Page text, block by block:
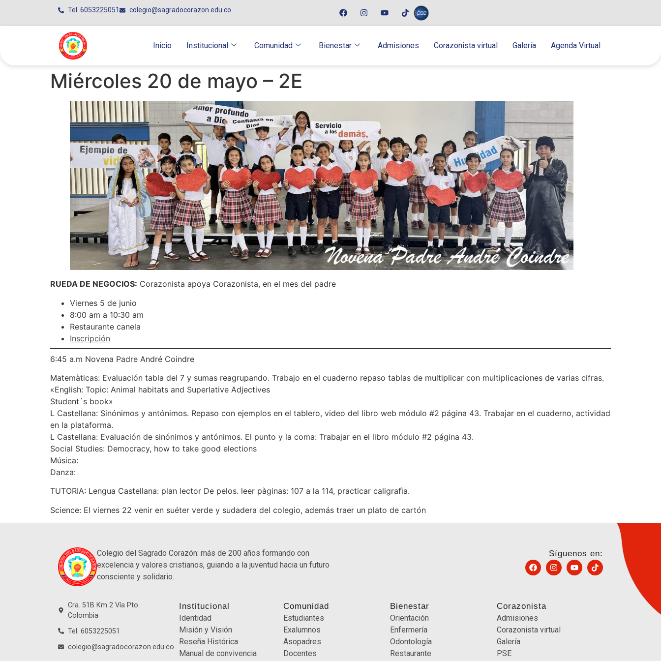
Tel. 6053225051 colegio@sagradocorazon.edu.co
Inicio Institucional Comunidad Bienestar Admisiones Corazonista virtual Galería Agenda Virtual
Miércoles 20 de mayo – 2E
RUEDA DE NEGOCIOS: Corazonista apoya Corazonista, en el mes del padre
Viernes 5 de junio
8:00 am a 10:30 am
Restaurante canela
Inscripción
6:45 a.m Novena Padre André Coindre
Matemàticas: Evaluación tabla del 7 y sumas reagrupando. Trabajo en el cuaderno repaso tablas de multiplicar con multiplicaciones de varias cifras.
«English: Topic: Animal habitats and Superlative Adjectives
Student´s book»
L Castellana: Sinónimos y antónimos. Repaso con ejemplos en el tablero, video del libro web módulo #2 página 43. Trabajar en el cuaderno, actividad
en la plataforma.
L Castellana: Evaluación de sinónimos y antónimos. El punto y la coma: Trabajar en el libro módulo #2 página 43.
Social Studies: Democracy, how to take good elections
Música:
Danza:
TUTORIA: Lengua Castellana: plan lector De pelos. leer pàginas: 107 a la 114, practicar caligrafìa.
Science: El viernes 22 venir en suéter verde y sudadera del colegio, además traer un plato de cartón
Colegio del Sagrado Corazón: más de 200 años formando con
excelencia y valores cristianos, guiando a la juventud hacia un futuro
consciente y solidario.
Síguenos en:
Cra. 51B Km 2 Vía Pto.
Colombia
Tel. 6053225051
colegio@sagradocorazon.edu.co
Institucional
Identidad
Misión y Visión
Reseña Histórica
Manual de convivencia
Comunidad
Estudiantes
Exalumnos
Asopadres
Docentes
Bienestar
Orientación
Enfermería
Odontología
Restaurante
Corazonista
Admisiones
Corazonista virtual
Galería
PSE